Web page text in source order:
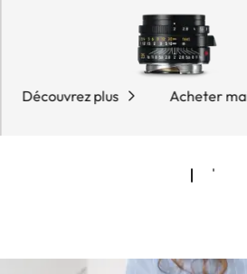
Découvrez plus Acheter